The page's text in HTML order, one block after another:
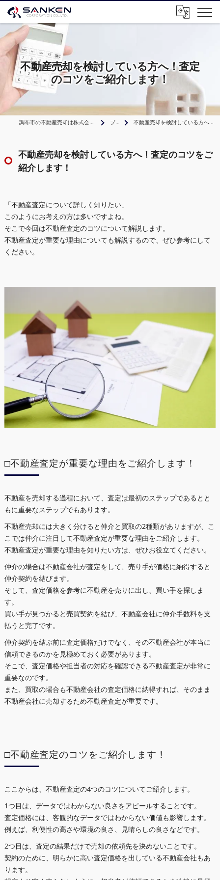
不動産売却を検討している方へ！査定
のコツをご紹介します！
調布市の不動産売却は株式会社サンケンコーポレーション ブログ 不動産売却を検討している方へ！査定のコツをご紹介します！
不動産売却を検討している方へ！査定のコツをご
紹介します！
「不動産査定について詳しく知りたい」
このようにお考えの方は多いですよね。
そこで今回は不動産査定のコツについて解説します。
不動産査定が重要な理由についても解説するので、ぜひ参考にして
ください。
□不動産査定が重要な理由をご紹介します！
不動産を売却する過程において、査定は最初のステップであるとと
もに重要なステップでもあります。
不動産売却には大きく分けると仲介と買取の2種類がありますが、こ
こでは仲介に注目して不動産査定が重要な理由をご紹介します。
不動産査定が重要な理由を知りたい方は、ぜひお役立てください。
仲介の場合は不動産会社が査定をして、売り手が価格に納得すると
仲介契約を結びます。
そして、査定価格を参考に不動産を売りに出し、買い手を探しま
す。
買い手が見つかると売買契約を結び、不動産会社に仲介手数料を支
払うと完了です。
仲介契約を結ぶ前に査定価格だけでなく、その不動産会社が本当に
信頼できるのかを見極めておく必要があります。
そこで、査定価格や担当者の対応を確認できる不動産査定が非常に
重要なのです。
また、買取の場合も不動産会社の査定価格に納得すれば、そのまま
不動産会社に売却するため不動産査定が重要です。
□不動産査定のコツをご紹介します！
ここからは、不動産査定の4つのコツについてご紹介します。
1つ目は、データではわからない良さをアピールすることです。
査定価格には、客観的なデータではわからない価値も影響します。
例えば、利便性の高さや環境の良さ、見晴らしの良さなどです。
2つ目は、査定の結果だけで売却の依頼先を決めないことです。
契約のために、明らかに高い査定価格を出している不動産会社もあ
ります。